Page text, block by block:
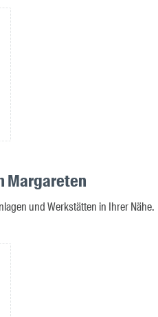
Margareten
und Werkstätten in Ihrer Nähe.